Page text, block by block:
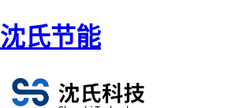
沈氏节能